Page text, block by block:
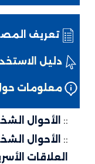
تعريف
دليل الاستخدام
معلومات حول
الأحوال
الأحوال
العلاقات الأسرية